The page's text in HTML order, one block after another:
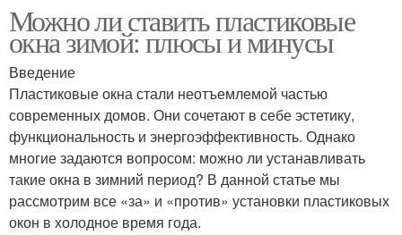
Можно ли ставить пластиковые
окна зимой: плюсы и минусы
Введение
Пластиковые окна стали неотъемлемой частью
современных домов. Они сочетают в себе эстетику,
функциональность и энергоэффективность. Однако
многие задаются вопросом: можно ли устанавливать
такие окна в зимний период? В данной статье мы
рассмотрим все «за» и «против» установки пластиковых
окон в холодное время года.